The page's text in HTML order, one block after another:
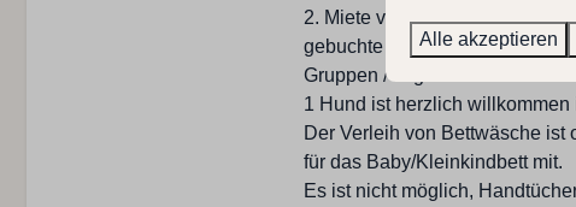
Küche
Anzahl der Kerne : 4
Toaster
Combi Mikrowelle
Essplatz
2​. Miete von Bettwäsche 14
gebuchte Personenzahl
Gruppen / Jugendliche <25
1 Hund ist herzlich
Der Verleih von Bettwäsche
für das Baby/Kleinkindbett mit.
Es ist nicht möglich,
Alle akzeptieren